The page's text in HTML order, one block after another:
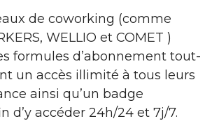
de coworking (comme
WELLIO et COMET )
formules d’abonnement tout-
un accès illimité à tous leurs
ainsi qu’un badge
d’y accéder 24h/24 et 7j/7.